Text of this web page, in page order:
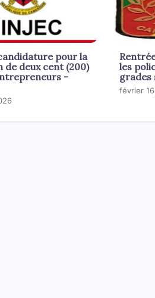
pour la
de deux cent (200)
-
les
grades
février